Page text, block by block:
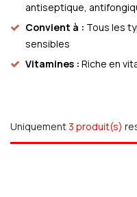
antiseptique,
Convient à : Tous les
sensibles
Vitamines : Riche en
Uniquement 3 produit(s)